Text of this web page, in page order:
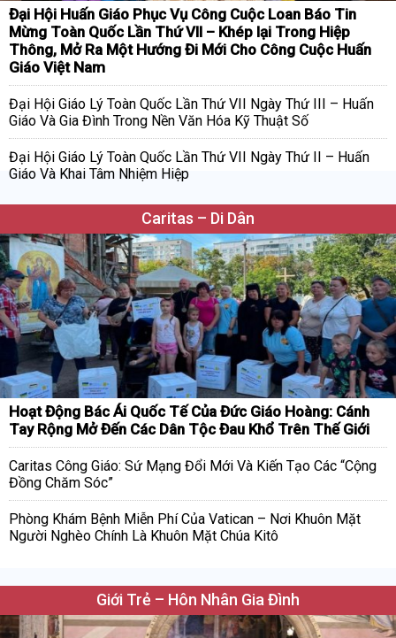
Đại Hội Huấn Giáo Phục Vụ Công Cuộc Loan Báo Tin
Mừng Toàn Quốc Lần Thứ VII – Khép lại Trong Hiệp
Thông, Mở Ra Một Hướng Đi Mới Cho Công Cuộc Huấn
Giáo Việt Nam
Đại Hội Giáo Lý Toàn Quốc Lần Thứ VII Ngày Thứ III – Huấn
Giáo Và Gia Đình Trong Nền Văn Hóa Kỹ Thuật Số
Đại Hội Giáo Lý Toàn Quốc Lần Thứ VII Ngày Thứ II – Huấn
Giáo Và Khai Tâm Nhiệm Hiệp
Caritas – Di Dân
Hoạt Động Bác Ái Quốc Tế Của Đức Giáo Hoàng: Cánh
Tay Rộng Mở Đến Các Dân Tộc Đau Khổ Trên Thế Giới
Caritas Công Giáo: Sứ Mạng Đổi Mới Và Kiến Tạo Các “Cộng
Đồng Chăm Sóc”
Phòng Khám Bệnh Miễn Phí Của Vatican – Nơi Khuôn Mặt
Người Nghèo Chính Là Khuôn Mặt Chúa Kitô
Giới Trẻ – Hôn Nhân Gia Đình